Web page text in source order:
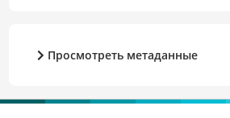
Просмотреть метаданные